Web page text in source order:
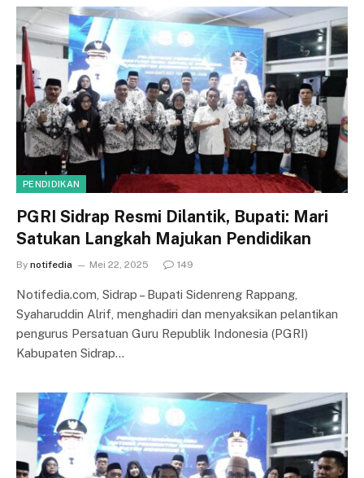
PENDIDIKAN
PGRI Sidrap Resmi Dilantik, Bupati: Mari
Satukan Langkah Majukan Pendidikan
By notifedia Mei 22, 2025 149
Notifedia.com, Sidrap – Bupati Sidenreng Rappang,
Syaharuddin Alrif, menghadiri dan menyaksikan pelantikan
pengurus Persatuan Guru Republik Indonesia (PGRI)
Kabupaten Sidrap…